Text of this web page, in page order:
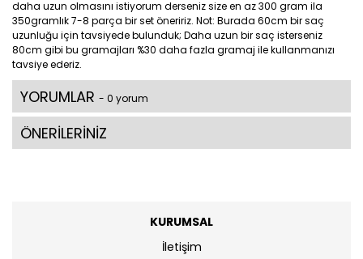
daha uzun olmasını istiyorum derseniz size en az 300 gram ila
350gramlık 7-8 parça bir set öneririz. Not: Burada 60cm bir saç
uzunluğu için tavsiyede bulunduk; Daha uzun bir saç isterseniz
80cm gibi bu gramajları %30 daha fazla gramaj ile kullanmanızı
tavsiye ederiz.
YORUMLAR - 0 yorum
ÖNERİLERİNİZ
KURUMSAL
İletişim